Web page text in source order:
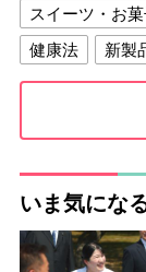
スイーツ・お
健康法
新製
夫との関係
いま気にな